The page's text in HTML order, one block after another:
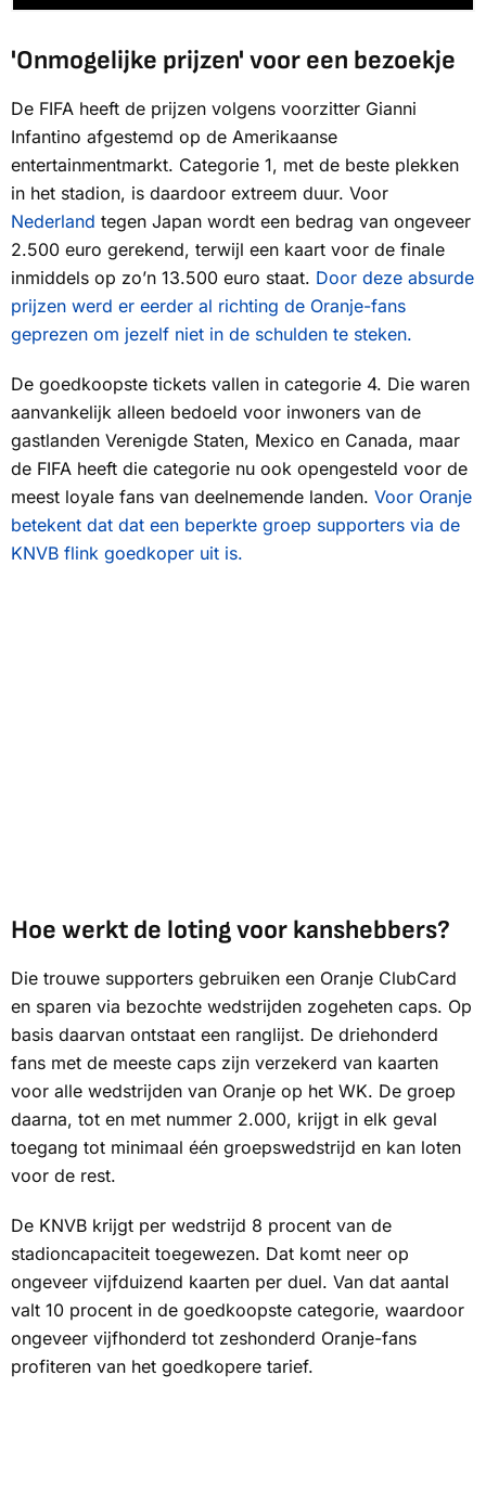
'Onmogelijke prijzen' voor een bezoekje
De FIFA heeft de prijzen volgens voorzitter Gianni
Infantino afgestemd op de Amerikaanse
entertainmentmarkt. Categorie 1, met de beste plekken
in het stadion, is daardoor extreem duur. Voor
Nederland tegen Japan wordt een bedrag van ongeveer
2.500 euro gerekend, terwijl een kaart voor de finale
inmiddels op zo’n 13.500 euro staat. Door deze absurde
prijzen werd er eerder al richting de Oranje-fans
geprezen om jezelf niet in de schulden te steken.
De goedkoopste tickets vallen in categorie 4. Die waren
aanvankelijk alleen bedoeld voor inwoners van de
gastlanden Verenigde Staten, Mexico en Canada, maar
de FIFA heeft die categorie nu ook opengesteld voor de
meest loyale fans van deelnemende landen. Voor Oranje
betekent dat dat een beperkte groep supporters via de
KNVB flink goedkoper uit is.
Hoe werkt de loting voor kanshebbers?
Die trouwe supporters gebruiken een Oranje ClubCard
en sparen via bezochte wedstrijden zogeheten caps. Op
basis daarvan ontstaat een ranglijst. De driehonderd
fans met de meeste caps zijn verzekerd van kaarten
voor alle wedstrijden van Oranje op het WK. De groep
daarna, tot en met nummer 2.000, krijgt in elk geval
toegang tot minimaal één groepswedstrijd en kan loten
voor de rest.
De KNVB krijgt per wedstrijd 8 procent van de
stadioncapaciteit toegewezen. Dat komt neer op
ongeveer vijfduizend kaarten per duel. Van dat aantal
valt 10 procent in de goedkoopste categorie, waardoor
ongeveer vijfhonderd tot zeshonderd Oranje-fans
profiteren van het goedkopere tarief.